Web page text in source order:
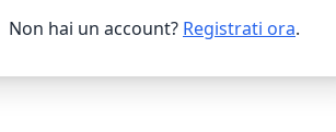
Non hai un account? Registrati ora.